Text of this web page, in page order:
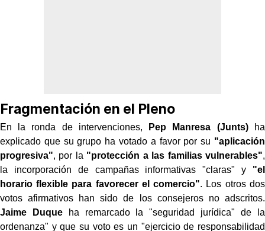
Fragmentación en el Pleno
En la ronda de intervenciones, Pep Manresa (Junts)ha
explicado que su grupo ha votado a favor por su "aplicación
progresiva", por la "protección a las familias vulnerables",
la incorporación de campañas informativas "claras" y "el
horario flexible para favorecer el comercio". Los otros dos
votos afirmativos han sido de los consejeros no adscritos.
Jaime Duqueha remarcado la "seguridad jurídica" de la
ordenanza" y que su voto es un "ejercicio de responsabilidad